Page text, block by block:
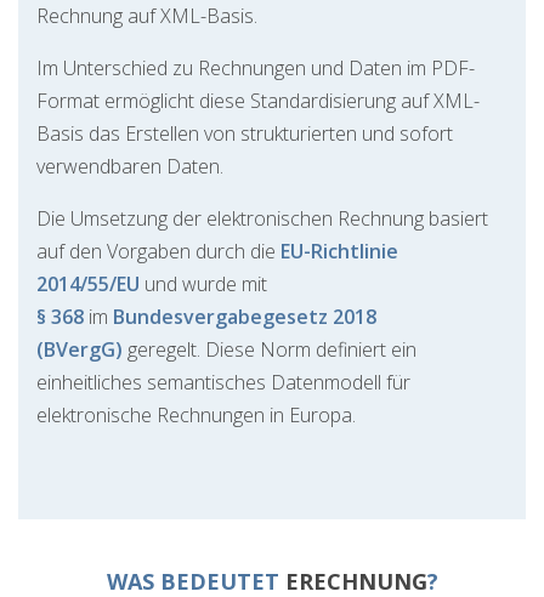
Rechnung auf XML-Basis.
Im Unterschied zu Rechnungen und Daten im PDF-
Format ermöglicht diese Standardisierung auf XML-
Basis das Erstellen von strukturierten und sofort
verwendbaren Daten.
Die Umsetzung der elektronischen Rechnung basiert
auf den Vorgaben durch die EU-Richtlinie
2014/55/EU und wurde mit
§ 368 im Bundesvergabegesetz 2018
(BVergG) geregelt. Diese Norm definiert ein
einheitliches semantisches Datenmodell für
elektronische Rechnungen in Europa.
WAS BEDEUTET ERECHNUNG?